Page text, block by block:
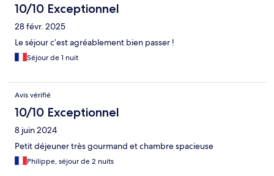
10/10 Exceptionnel
28 févr. 2025
Le séjour c’est agréablement bien passer !
Séjour de 1 nuit
Avis vérifié
10/10 Exceptionnel
8 juin 2024
Petit déjeuner très gourmand et chambre spacieuse
Philippe, séjour de 2 nuits